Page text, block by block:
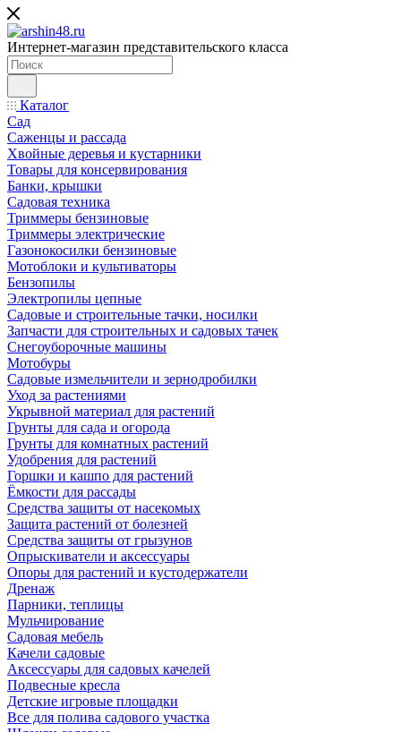
Интернет-магазин представительского класса
Каталог
Сад
Саженцы и рассада
Хвойные деревья и кустарники
Товары для консервирования
Банки, крышки
Садовая техника
Триммеры бензиновые
Триммеры электрические
Газонокосилки бензиновые
Мотоблоки и культиваторы
Бензопилы
Электропилы цепные
Садовые и строительные тачки, носилки
Запчасти для строительных и садовых тачек
Снегоуборочные машины
Мотобуры
Садовые измельчители и зернодробилки
Уход за растениями
Укрывной материал для растений
Грунты для сада и огорода
Грунты для комнатных растений
Удобрения для растений
Горшки и кашпо для растений
Ёмкости для рассады
Средства защиты от насекомых
Защита растений от болезней
Средства защиты от грызунов
Опрыскиватели и аксессуары
Опоры для растений и кустодержатели
Дренаж
Парники, теплицы
Мульчирование
Садовая мебель
Качели садовые
Аксессуары для садовых качелей
Подвесные кресла
Детские игровые площадки
Все для полива садового участка